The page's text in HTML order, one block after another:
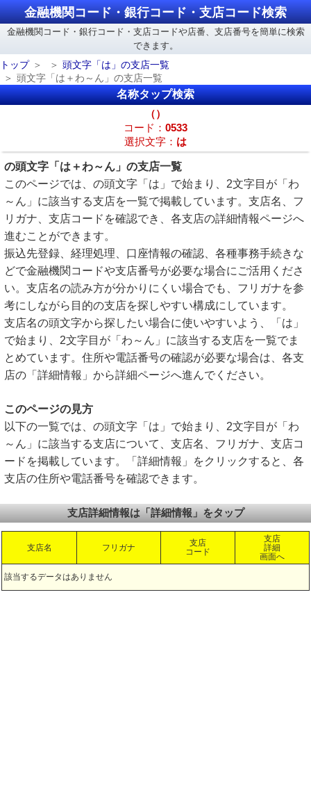
金融機関コード・銀行コード・支店コード検索
金融機関コード・銀行コード・支店コードや店番、支店番号を簡単に検索
できます。
トップ
頭文字「は」の支店一覧
頭文字「は＋わ～ん」の支店一覧
名称タップ検索
（）
コード： 0533
選択文字： は
の頭文字「は＋わ～ん」の支店一覧
このページでは、の頭文字「は」で始まり、2文字目が「わ
～ん」に該当する支店を一覧で掲載しています。支店名、フ
リガナ、支店コードを確認でき、各支店の詳細情報ページへ
進むことができます。
振込先登録、経理処理、口座情報の確認、各種事務手続きな
どで金融機関コードや支店番号が必要な場合にご活用くださ
い。支店名の読み方が分かりにくい場合でも、フリガナを参
考にしながら目的の支店を探しやすい構成にしています。
支店名の頭文字から探したい場合に使いやすいよう、「は」
で始まり、2文字目が「わ～ん」に該当する支店を一覧でま
とめています。住所や電話番号の確認が必要な場合は、各支
店の「詳細情報」から詳細ページへ進んでください。
このページの見方
以下の一覧では、の頭文字「は」で始まり、2文字目が「わ
～ん」に該当する支店について、支店名、フリガナ、支店コ
ードを掲載しています。「詳細情報」をクリックすると、各
支店の住所や電話番号を確認できます。
支店詳細情報は「詳細情報」をタップ
支店名 フリガナ
支店
コード
支店
詳細
画面へ
該当するデータはありません